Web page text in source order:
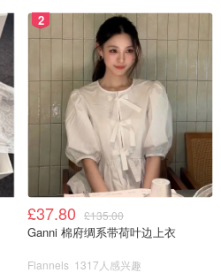
2
£37.80 £135.00
Ganni 棉府绸系带荷叶边上衣
Flannels 1317人感兴趣